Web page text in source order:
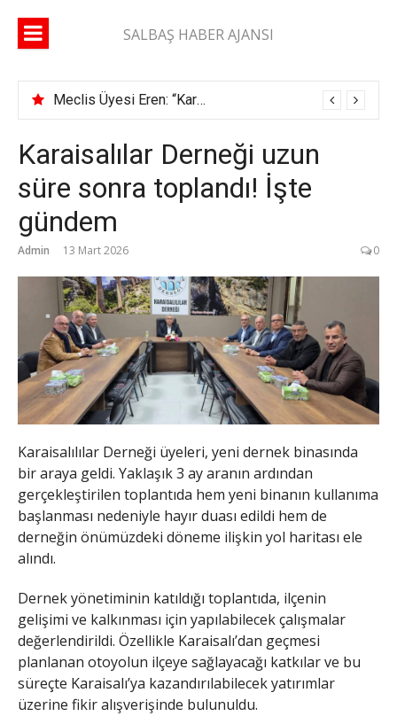
SALBAŞ HABER AJANSI
Meclis Üyesi Eren: “Karaisalı yolunda 2 ay geçti, şerit çizgisi bile çekilmedi”
Karaisalılar Derneği uzun
süre sonra toplandı! İşte
gündem
Admin 13 Mart 2026 0
Karaisalılılar Derneği üyeleri, yeni dernek binasında
bir araya geldi. Yaklaşık 3 ay aranın ardından
gerçekleştirilen toplantıda hem yeni binanın kullanıma
başlanması nedeniyle hayır duası edildi hem de
derneğin önümüzdeki döneme ilişkin yol haritası ele
alındı.
Dernek yönetiminin katıldığı toplantıda, ilçenin
gelişimi ve kalkınması için yapılabilecek çalışmalar
değerlendirildi. Özellikle Karaisalı’dan geçmesi
planlanan otoyolun ilçeye sağlayacağı katkılar ve bu
süreçte Karaisalı’ya kazandırılabilecek yatırımlar
üzerine fikir alışverişinde bulunuldu.